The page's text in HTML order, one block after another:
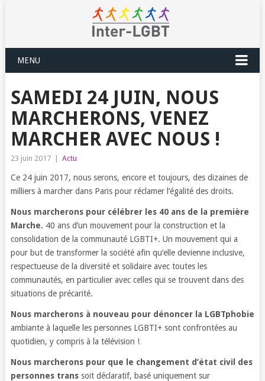
MENU
SAMEDI 24 JUIN, NOUS
MARCHERONS, VENEZ
MARCHER AVEC NOUS !
23 juin 2017 Actu
Ce 24 juin 2017, nous serons, encore et toujours, des dizaines de
milliers à marcher dans Paris pour réclamer l’égalité des droits.
Nous marcherons pour célébrer les 40 ans de la première
Marche. 40 ans d’un mouvement pour la construction et la
consolidation de la communauté LGBTI+. Un mouvement qui a
pour but de transformer la société afin qu’elle devienne inclusive,
respectueuse de la diversité et solidaire avec toutes les
communautés, en particulier avec celles qui se trouvent dans des
situations de précarité.
Nous marcherons à nouveau pour dénoncer la LGBTphobie
ambiante à laquelle les personnes LGBTI+ sont confrontées au
quotidien, y compris à la télévision !
Nous marcherons pour que le changement d’état civil des
personnes transsoit déclaratif, basé uniquement sur